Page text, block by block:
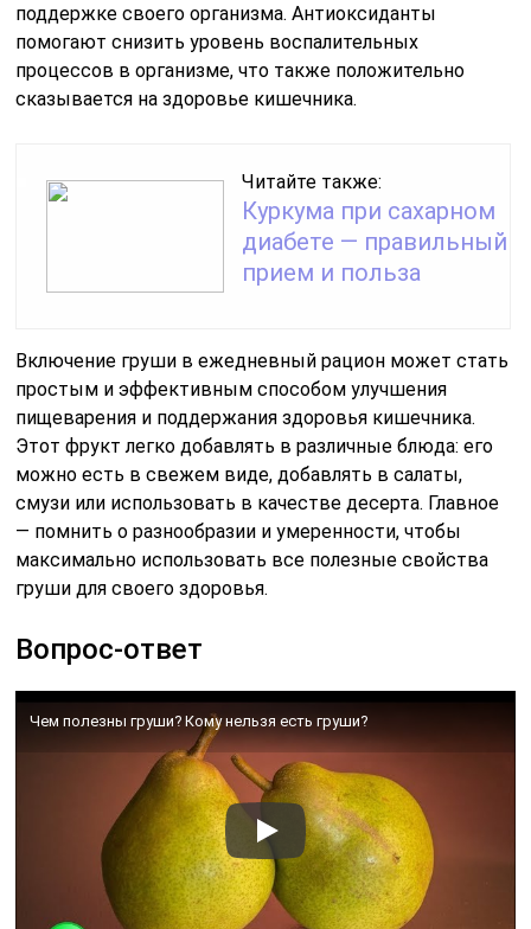
поддержке своего организма. Антиоксиданты
помогают снизить уровень воспалительных
процессов в организме, что также положительно
сказывается на здоровье кишечника.
Читайте также:
Куркума при сахарном
диабете — правильный
прием и польза
Включение груши в ежедневный рацион может стать
простым и эффективным способом улучшения
пищеварения и поддержания здоровья кишечника.
Этот фрукт легко добавлять в различные блюда: его
можно есть в свежем виде, добавлять в салаты,
смузи или использовать в качестве десерта. Главное
— помнить о разнообразии и умеренности, чтобы
максимально использовать все полезные свойства
груши для своего здоровья.
Вопрос-ответ
Чем полезны груши? Кому нельзя есть груши?